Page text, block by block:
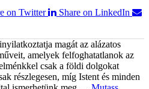
on Twitter
Share on LinkedIn
magát az alázatos
amelyek felfoghatatlanok az
csak a földi dolgokat
részlegesen, míg Istent és minden